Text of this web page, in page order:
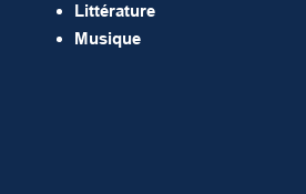
Littérature
Musique